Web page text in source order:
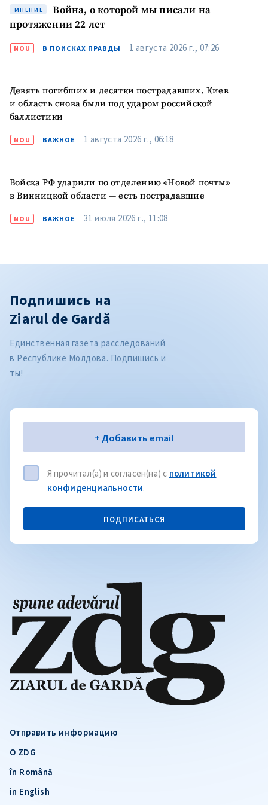
МНЕНИЕ
Война, о которой мы писали на
протяжении 22 лет
NOU В ПОИСКАХ ПРАВДЫ 1 августа 2026 г., 07:26
Девять погибших и десятки пострадавших. Киев
и область снова были под ударом российской
баллистики
NOU ВАЖНОЕ 1 августа 2026 г., 06:18
Войска РФ ударили по отделению «Новой почты»
в Винницкой области — есть пострадавшие
NOU ВАЖНОЕ 31 июля 2026 г., 11:08
Отправить информацию
О ZDG
în Română
in English
Подпишись на
Ziarul de Gardă
Единственная газета расследований
в Республике Молдова. Подпишись и
ты!
Электронная почта+ Добавить email
Я прочитал(а) и согласен(на) с политикой
конфиденциальности.
ПОДПИСАТЬСЯ